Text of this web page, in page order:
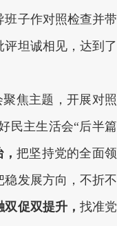
子作对照检查并带
坦诚相见，达到了
焦主题，开展对照
民主生活会“后半篇
，把坚持党的全面领
发展方向，不折不
促双提升， 找准党